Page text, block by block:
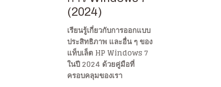
(2024)
เรียนรู้เกี่ยวกับการออกแบบ
ประสิทธิภาพ และอื่น ๆ ของ
แท็บเล็ต HP Windows 7
ในปี 2024 ด้วยคู่มือที่
ครอบคลุมของเรา